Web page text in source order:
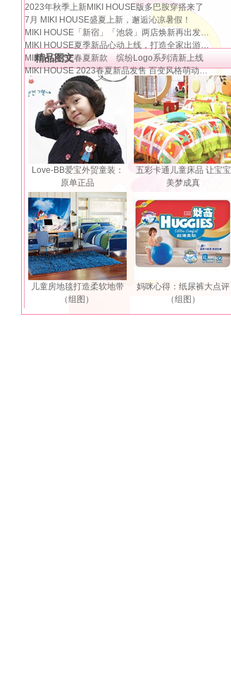
2023年秋季上新MIKI HOUSE版多巴胺穿搭来了
7月 MIKI HOUSE盛夏上新，邂逅沁凉暑假！
MIKI HOUSE「新宿」「池袋」两店焕新再出发…
MIKI HOUSE夏季新品心动上线，打造全家出游…
MIKI HOUSE春夏新款 缤纷Logo系列清新上线
MIKI HOUSE 2023春夏新品发售 百变风格萌动…
精品图文
Love-BB爱宝外贸童装：
原单正品
五彩卡通儿童床品 让宝宝
美梦成真
儿童房地毯打造柔软地带
（组图）
妈咪心得：纸尿裤大点评
（组图）